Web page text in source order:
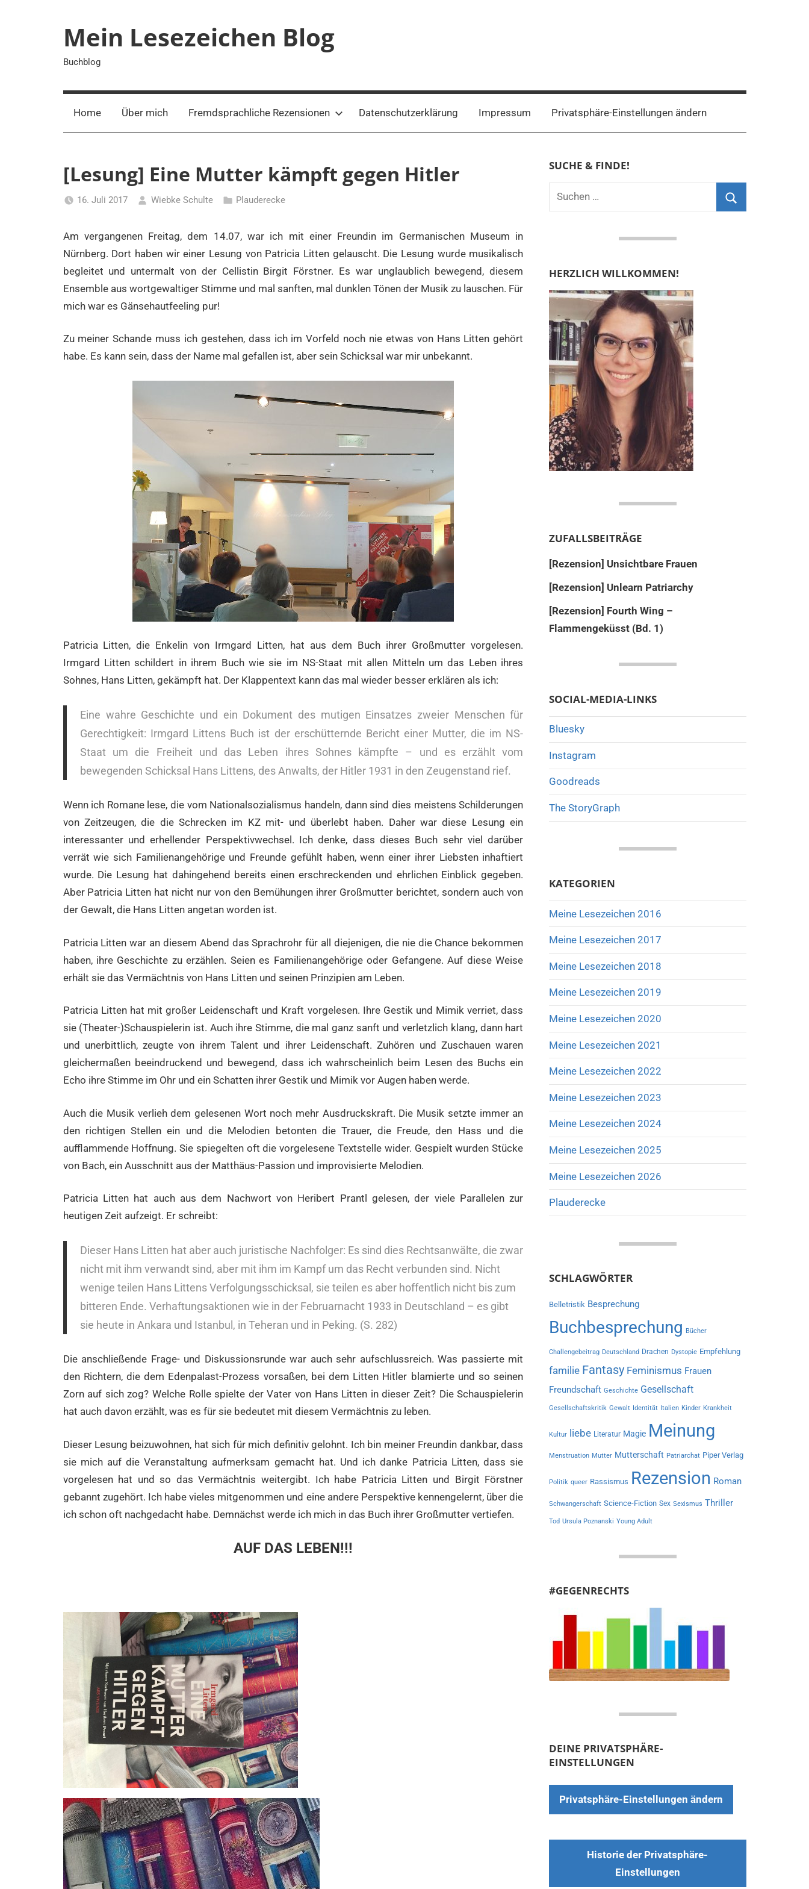
Mein Lesezeichen Blog
Buchblog
Home Über mich Fremdsprachliche Rezensionen Datenschutzerklärung Impressum Privatsphäre-Einstellungen ändern
[Lesung] Eine Mutter kämpft gegen Hitler
16. Juli 2017 Wiebke Schulte Plauderecke
Am vergangenen Freitag, dem 14.07, war ich mit einer Freundin im Germanischen Museum in
Nürnberg. Dort haben wir einer Lesung von Patricia Litten gelauscht. Die Lesung wurde musikalisch
begleitet und untermalt von der Cellistin Birgit Förstner. Es war unglaublich bewegend, diesem
Ensemble aus wortgewaltiger Stimme und mal sanften, mal dunklen Tönen der Musik zu lauschen. Für
mich war es Gänsehautfeeling pur!
Zu meiner Schande muss ich gestehen, dass ich im Vorfeld noch nie etwas von Hans Litten gehört
habe. Es kann sein, dass der Name mal gefallen ist, aber sein Schicksal war mir unbekannt.
Patricia Litten, die Enkelin von Irmgard Litten, hat aus dem Buch ihrer Großmutter vorgelesen.
Irmgard Litten schildert in ihrem Buch wie sie im NS-Staat mit allen Mitteln um das Leben ihres
Sohnes, Hans Litten, gekämpft hat. Der Klappentext kann das mal wieder besser erklären als ich:
Eine wahre Geschichte und ein Dokument des mutigen Einsatzes zweier Menschen für
Gerechtigkeit: Irmgard Littens Buch ist der erschütternde Bericht einer Mutter, die im NS-
Staat um die Freiheit und das Leben ihres Sohnes kämpfte – und es erzählt vom
bewegenden Schicksal Hans Littens, des Anwalts, der Hitler 1931 in den Zeugenstand rief.
Wenn ich Romane lese, die vom Nationalsozialismus handeln, dann sind dies meistens Schilderungen
von Zeitzeugen, die die Schrecken im KZ mit- und überlebt haben. Daher war diese Lesung ein
interessanter und erhellender Perspektivwechsel. Ich denke, dass dieses Buch sehr viel darüber
verrät wie sich Familienangehörige und Freunde gefühlt haben, wenn einer ihrer Liebsten inhaftiert
wurde. Die Lesung hat dahingehend bereits einen erschreckenden und ehrlichen Einblick gegeben.
Aber Patricia Litten hat nicht nur von den Bemühungen ihrer Großmutter berichtet, sondern auch von
der Gewalt, die Hans Litten angetan worden ist.
Patricia Litten war an diesem Abend das Sprachrohr für all diejenigen, die nie die Chance bekommen
haben, ihre Geschichte zu erzählen. Seien es Familienangehörige oder Gefangene. Auf diese Weise
erhält sie das Vermächtnis von Hans Litten und seinen Prinzipien am Leben.
Patricia Litten hat mit großer Leidenschaft und Kraft vorgelesen. Ihre Gestik und Mimik verriet, dass
sie (Theater-)Schauspielerin ist. Auch ihre Stimme, die mal ganz sanft und verletzlich klang, dann hart
und unerbittlich, zeugte von ihrem Talent und ihrer Leidenschaft. Zuhören und Zuschauen waren
gleichermaßen beeindruckend und bewegend, dass ich wahrscheinlich beim Lesen des Buchs ein
Echo ihre Stimme im Ohr und ein Schatten ihrer Gestik und Mimik vor Augen haben werde.
Auch die Musik verlieh dem gelesenen Wort noch mehr Ausdruckskraft. Die Musik setzte immer an
den richtigen Stellen ein und die Melodien betonten die Trauer, die Freude, den Hass und die
aufflammende Hoffnung. Sie spiegelten oft die vorgelesene Textstelle wider. Gespielt wurden Stücke
von Bach, ein Ausschnitt aus der Matthäus-Passion und improvisierte Melodien.
Patricia Litten hat auch aus dem Nachwort von Heribert Prantl gelesen, der viele Parallelen zur
heutigen Zeit aufzeigt. Er schreibt:
Dieser Hans Litten hat aber auch juristische Nachfolger: Es sind dies Rechtsanwälte, die zwar
nicht mit ihm verwandt sind, aber mit ihm im Kampf um das Recht verbunden sind. Nicht
wenige teilen Hans Littens Verfolgungsschicksal, sie teilen es aber hoffentlich nicht bis zum
bitteren Ende. Verhaftungsaktionen wie in der Februarnacht 1933 in Deutschland – es gibt
sie heute in Ankara und Istanbul, in Teheran und in Peking. (S. 282)
Die anschließende Frage- und Diskussionsrunde war auch sehr aufschlussreich. Was passierte mit
den Richtern, die dem Edenpalast-Prozess vorsaßen, bei dem Litten Hitler blamierte und so seinen
Zorn auf sich zog? Welche Rolle spielte der Vater von Hans Litten in dieser Zeit? Die Schauspielerin
hat auch davon erzählt, was es für sie bedeutet mit diesem Vermächtnis zu leben.
Dieser Lesung beizuwohnen, hat sich für mich definitiv gelohnt. Ich bin meiner Freundin dankbar, dass
sie mich auf die Veranstaltung aufmerksam gemacht hat. Und ich danke Patricia Litten, dass sie
vorgelesen hat und so das Vermächtnis weitergibt. Ich habe Patricia Litten und Birgit Förstner
gebannt zugehört. Ich habe vieles mitgenommen und eine andere Perspektive kennengelernt, über die
ich schon oft nachgedacht habe. Demnächst werde ich mich in das Buch ihrer Großmutter vertiefen.
AUF DAS LEBEN!!!
SUCHE & FINDE!
Suchen
HERZLICH WILLKOMMEN!
ZUFALLSBEITRÄGE
[Rezension] Unsichtbare Frauen
[Rezension] Unlearn Patriarchy
[Rezension] Fourth Wing –
Flammengeküsst (Bd. 1)
SOCIAL-MEDIA-LINKS
Bluesky
Instagram
Goodreads
The StoryGraph
KATEGORIEN
Meine Lesezeichen 2016
Meine Lesezeichen 2017
Meine Lesezeichen 2018
Meine Lesezeichen 2019
Meine Lesezeichen 2020
Meine Lesezeichen 2021
Meine Lesezeichen 2022
Meine Lesezeichen 2023
Meine Lesezeichen 2024
Meine Lesezeichen 2025
Meine Lesezeichen 2026
Plauderecke
SCHLAGWÖRTER
Belletristik Besprechung
Buchbesprechung Bücher
Challengebeitrag Deutschland Drachen Dystopie Empfehlung
familie Fantasy Feminismus Frauen
Freundschaft Geschichte Gesellschaft
Gesellschaftskritik Gewalt Identität Italien Kinder Krankheit
Kultur liebe Literatur Magie Meinung
Menstruation Mutter Mutterschaft Patriarchat Piper Verlag
Politik queer Rassismus Rezension Roman
Schwangerschaft Science-Fiction Sex Sexismus Thriller
Tod Ursula Poznanski Young Adult
#GEGENRECHTS
DEINE PRIVATSPHÄRE-
EINSTELLUNGEN
Privatsphäre-Einstellungen ändern
Historie der Privatsphäre-
Einstellungen